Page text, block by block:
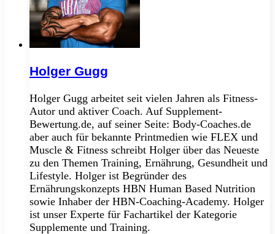
Holger Gugg
Holger Gugg arbeitet seit vielen Jahren als Fitness-
Autor und aktiver Coach. Auf Supplement-
Bewertung.de, auf seiner Seite: Body-Coaches.de
aber auch für bekannte Printmedien wie FLEX und
Muscle & Fitness schreibt Holger über das Neueste
zu den Themen Training, Ernährung, Gesundheit und
Lifestyle. Holger ist Begründer des
Ernährungskonzepts HBN Human Based Nutrition
sowie Inhaber der HBN-Coaching-Academy. Holger
ist unser Experte für Fachartikel der Kategorie
Supplemente und Training.